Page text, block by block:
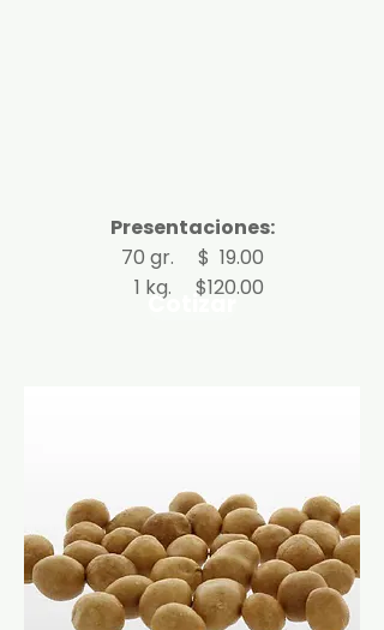
Presentaciones:
70 gr. $ 19.00
1 kg. $120.00
Cotizar